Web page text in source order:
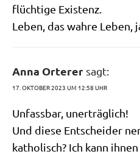
flüch­ti­ge Existenz.
Leben, das wah­re Leben,
Anna Orterer sagt:
17. OKTOBER 2023 UM 12:58 UHR
Unfass­bar, unerträglich!
Und die­se Ent­schei­der
katho­lisch? Ich kann